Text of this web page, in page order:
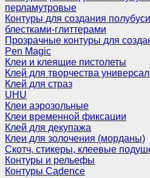
перламутровые
Контуры для создания
блестками-глиттерами
Прозрачные контуры для
Pen Magic
Клеи и клеящие пистолеты
Клей для творчества
Клей для страз
UHU
Клеи аэрозольные
Клеи временной фиксации
Клей для декупажа
Клеи для золочения (морданы)
Скотч, стикеры, клеевые
Контуры и рельефы
Контуры Cadence